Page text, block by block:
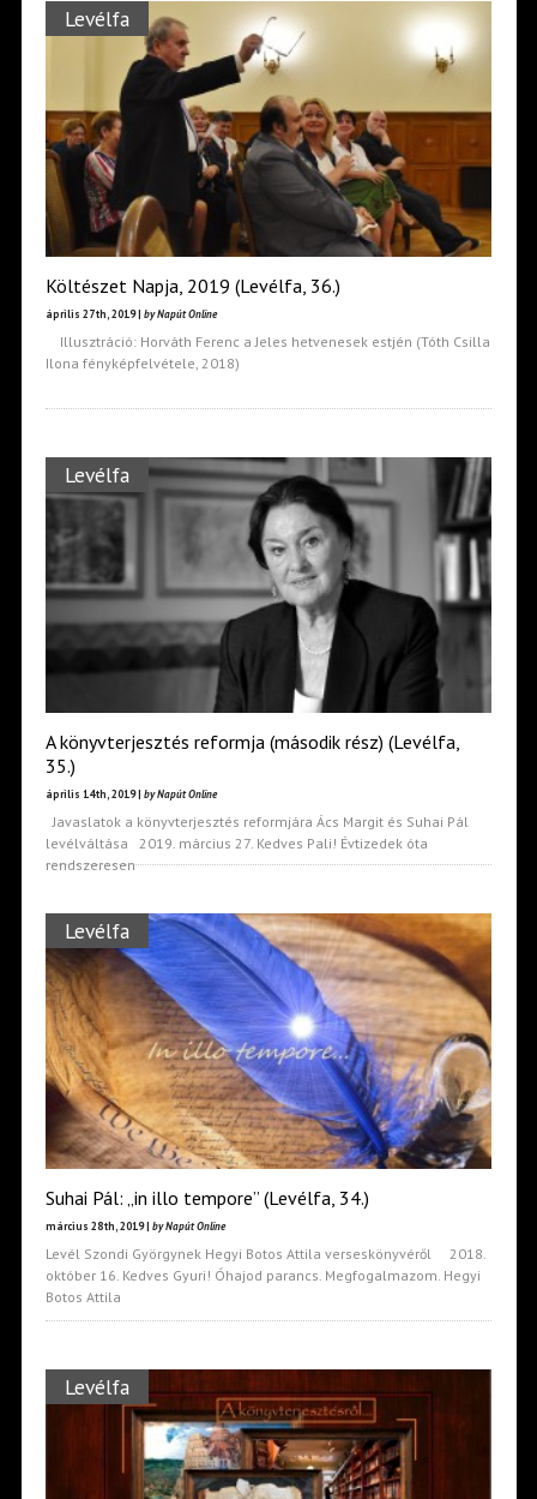
Levélfa
Költészet Napja, 2019 (Levélfa, 36.)
április 27th, 2019 | by Napút Online
Illusztráció: Horváth Ferenc a Jeles hetvenesek estjén (Tóth Csilla
Ilona fényképfelvétele, 2018)
Levélfa
A könyvterjesztés reformja (második rész) (Levélfa,
35.)
április 14th, 2019 | by Napút Online
Javaslatok a könyvterjesztés reformjára Ács Margit és Suhai Pál
levélváltása 2019. március 27. Kedves Pali! Évtizedek óta
rendszeresen
Levélfa
Suhai Pál: „in illo tempore” (Levélfa, 34.)
március 28th, 2019 | by Napút Online
Levél Szondi Györgynek Hegyi Botos Attila verseskönyvéről 2018.
október 16. Kedves Gyuri! Óhajod parancs. Megfogalmazom. Hegyi
Botos Attila
Levélfa